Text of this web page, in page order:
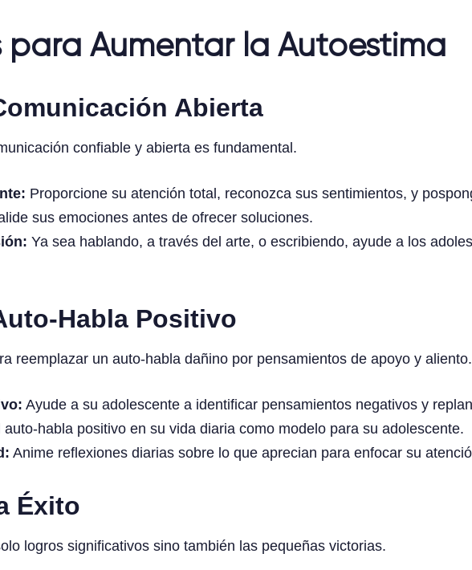
para Aumentar la Autoestima
Abierta
confiable y abierta es fundamental.
Proporcione su atención total, reconozca sus sentimientos, y
sus emociones antes de ofrecer soluciones.
Ya sea hablando, a través del arte, o escribiendo, ayude a los
Habla Positivo
reemplazar un auto-habla dañino por pensamientos de apoyo y aliento.
Ayude a su adolescente a identificar pensamientos negativos y
auto-habla positivo en su vida diaria como modelo para su adolescente.
Anime reflexiones diarias sobre lo que aprecian para enfocar su
Éxito
logros significativos sino también las pequeñas victorias.